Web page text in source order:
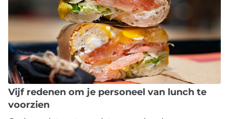
Vijf redenen om je personeel van lunch te
voorzien